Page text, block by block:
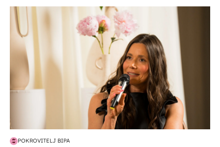
moda & ljepota
POKROVITELJ BIPA